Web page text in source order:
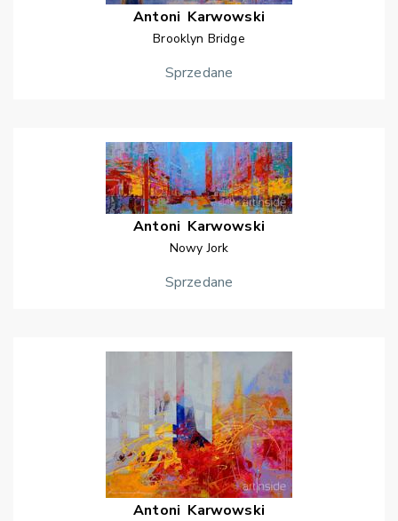
Antoni Karwowski
Brooklyn Bridge
Sprzedane
Antoni Karwowski
Nowy Jork
Sprzedane
Antoni Karwowski